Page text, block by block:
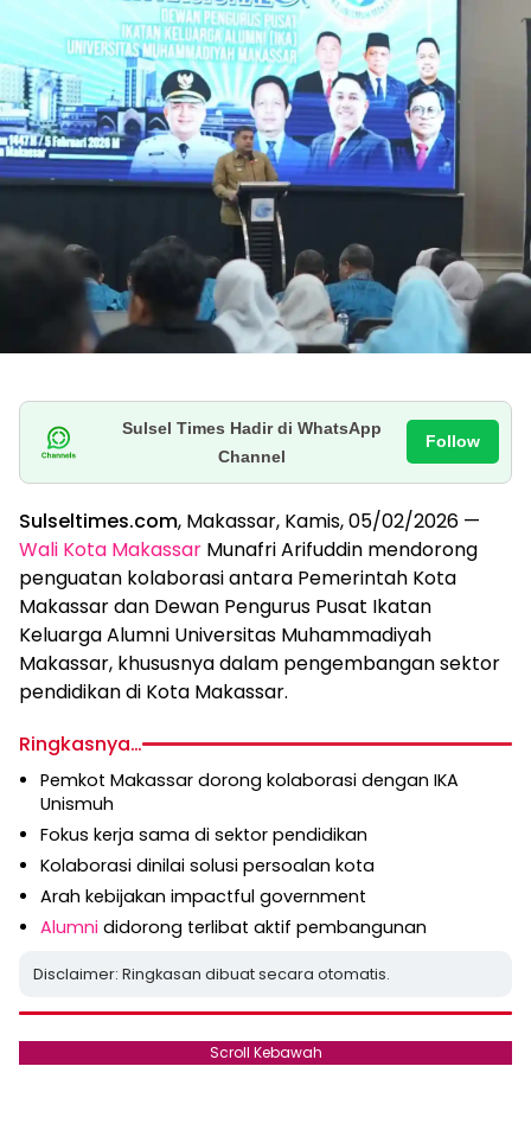
Sulsel Times Hadir di WhatsApp
Channel
Follow
Sulseltimes.com, Makassar, Kamis, 05/02/2026 —
Wali Kota Makassar Munafri Arifuddin mendorong
penguatan kolaborasi antara Pemerintah Kota
Makassar dan Dewan Pengurus Pusat Ikatan
Keluarga Alumni Universitas Muhammadiyah
Makassar, khususnya dalam pengembangan sektor
pendidikan di Kota Makassar.
Ringkasnya…
Pemkot Makassar dorong kolaborasi dengan IKA
Unismuh
Fokus kerja sama di sektor pendidikan
Kolaborasi dinilai solusi persoalan kota
Arah kebijakan impactful government
Alumni didorong terlibat aktif pembangunan
Disclaimer: Ringkasan dibuat secara otomatis.
Scroll Kebawah